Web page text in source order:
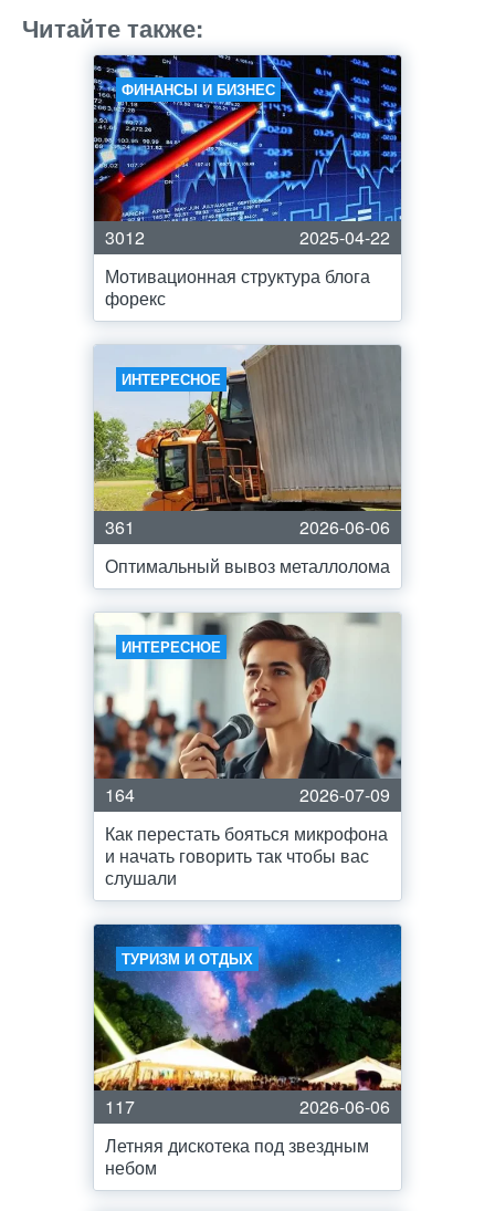
Читайте также:
ФИНАНСЫ И БИЗНЕС
3012
2025-04-22
Мотивационная структура блога
форекс
ИНТЕРЕСНОЕ
361
2026-06-06
Оптимальный вывоз металлолома
ИНТЕРЕСНОЕ
164
2026-07-09
Как перестать бояться микрофона
и начать говорить так чтобы вас
слушали
ТУРИЗМ И ОТДЫХ
117
2026-06-06
Летняя дискотека под звездным
небом